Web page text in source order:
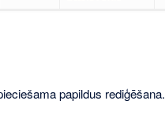
papildus rediģēšana.